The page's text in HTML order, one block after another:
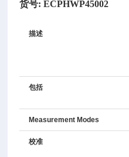
货号: ECPHWP45002
描述
包括
Measurement Modes
校准